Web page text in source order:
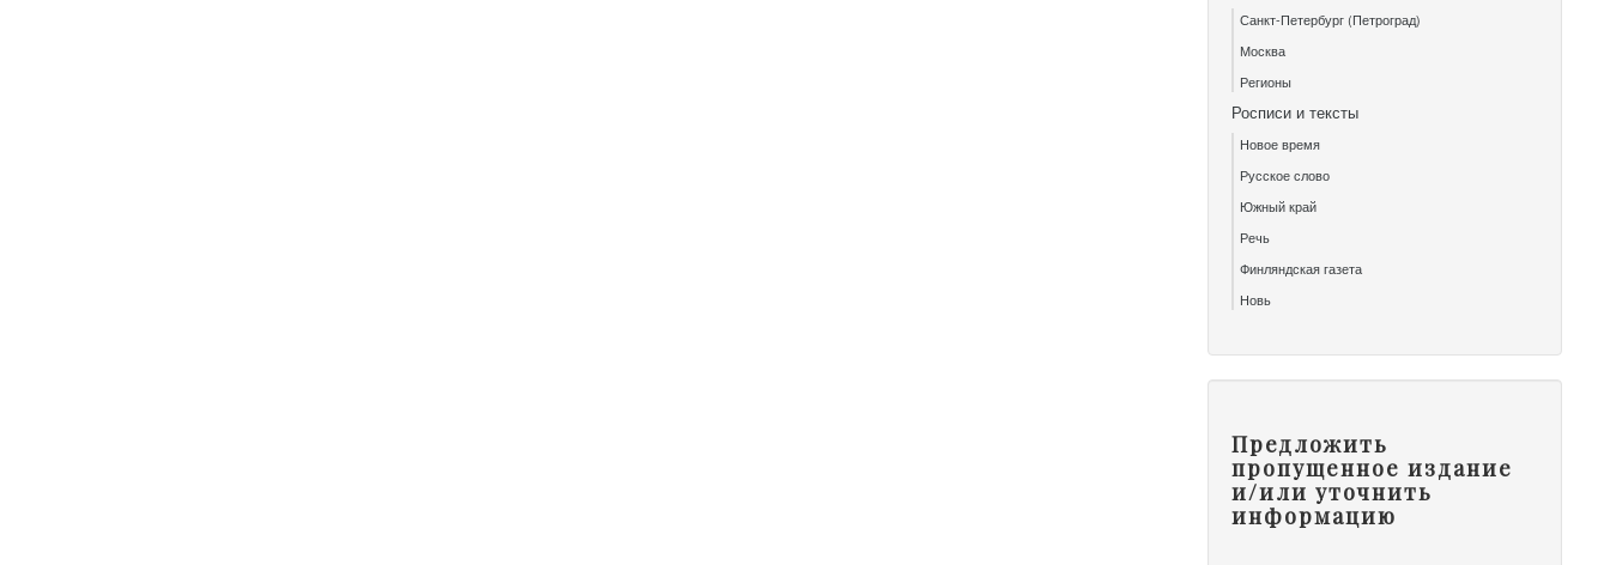
Санкт-Петербург (Петроград)
Москва
Регионы
Росписи и тексты
Новое время
Русское слово
Южный край
Речь
Финляндская газета
Новь
Предложить
пропущенное издание
и/или уточнить
информацию